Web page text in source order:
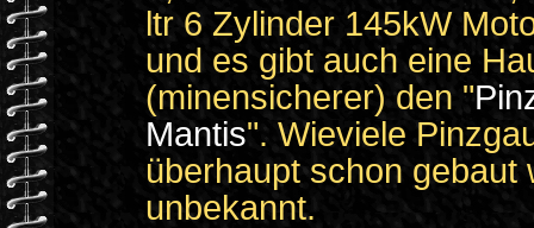
ltr 6 Zylinder 145kW
und es gibt auch eine
(minensicherer) den "
Mantis". Wieviele
überhaupt schon gebaut
unbekannt.